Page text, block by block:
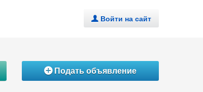
. Войти на сайт
ÁПодать объявление